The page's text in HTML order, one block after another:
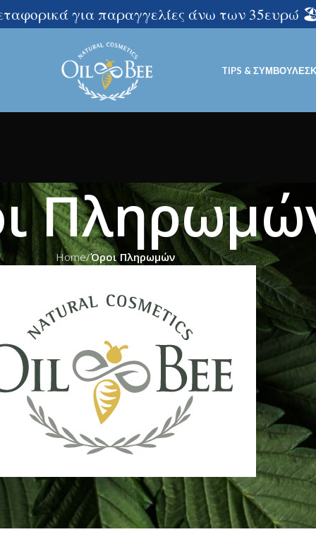
για παραγγελίες άνω των 35ευρώ
TIPS & ΣΥΜΒΟΥΛΈΣ
Home/Όροι Πληρωμών